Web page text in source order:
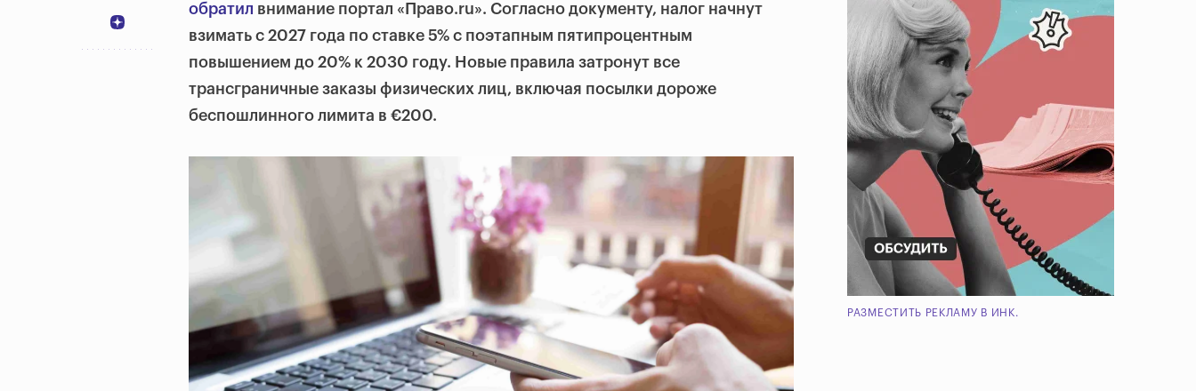
обратил внимание портал «Право.ru». Согласно документу, налог начнут
взимать с 2027 года по ставке 5% с поэтапным пятипроцентным
повышением до 20% к 2030 году. Новые правила затронут все
трансграничные заказы физических лиц, включая посылки дороже
беспошлинного лимита в €200.
РАЗМЕСТИТЬ РЕКЛАМУ В ИНК.